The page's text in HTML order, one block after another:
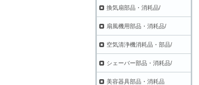
換気扇部品・消耗品/
扇風機用部品・消耗品/
空気清浄機消耗品・部品/
シェーバー部品・消耗品/
美容器具部品・消耗品